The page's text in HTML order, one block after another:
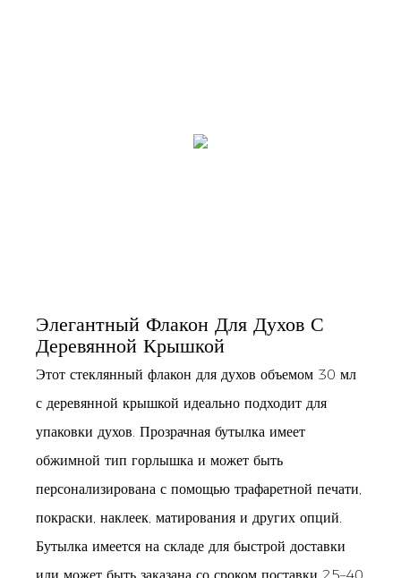
Элегантный Флакон Для Духов С
Деревянной Крышкой
Этот стеклянный флакон для духов объемом 30 мл
с деревянной крышкой идеально подходит для
упаковки духов. Прозрачная бутылка имеет
обжимной тип горлышка и может быть
персонализирована с помощью трафаретной печати,
покраски, наклеек, матирования и других опций.
Бутылка имеется на складе для быстрой доставки